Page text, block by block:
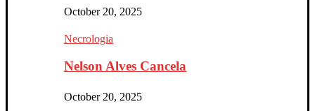
October 20, 2025
Necrologia
Nelson Alves Cancela
October 20, 2025